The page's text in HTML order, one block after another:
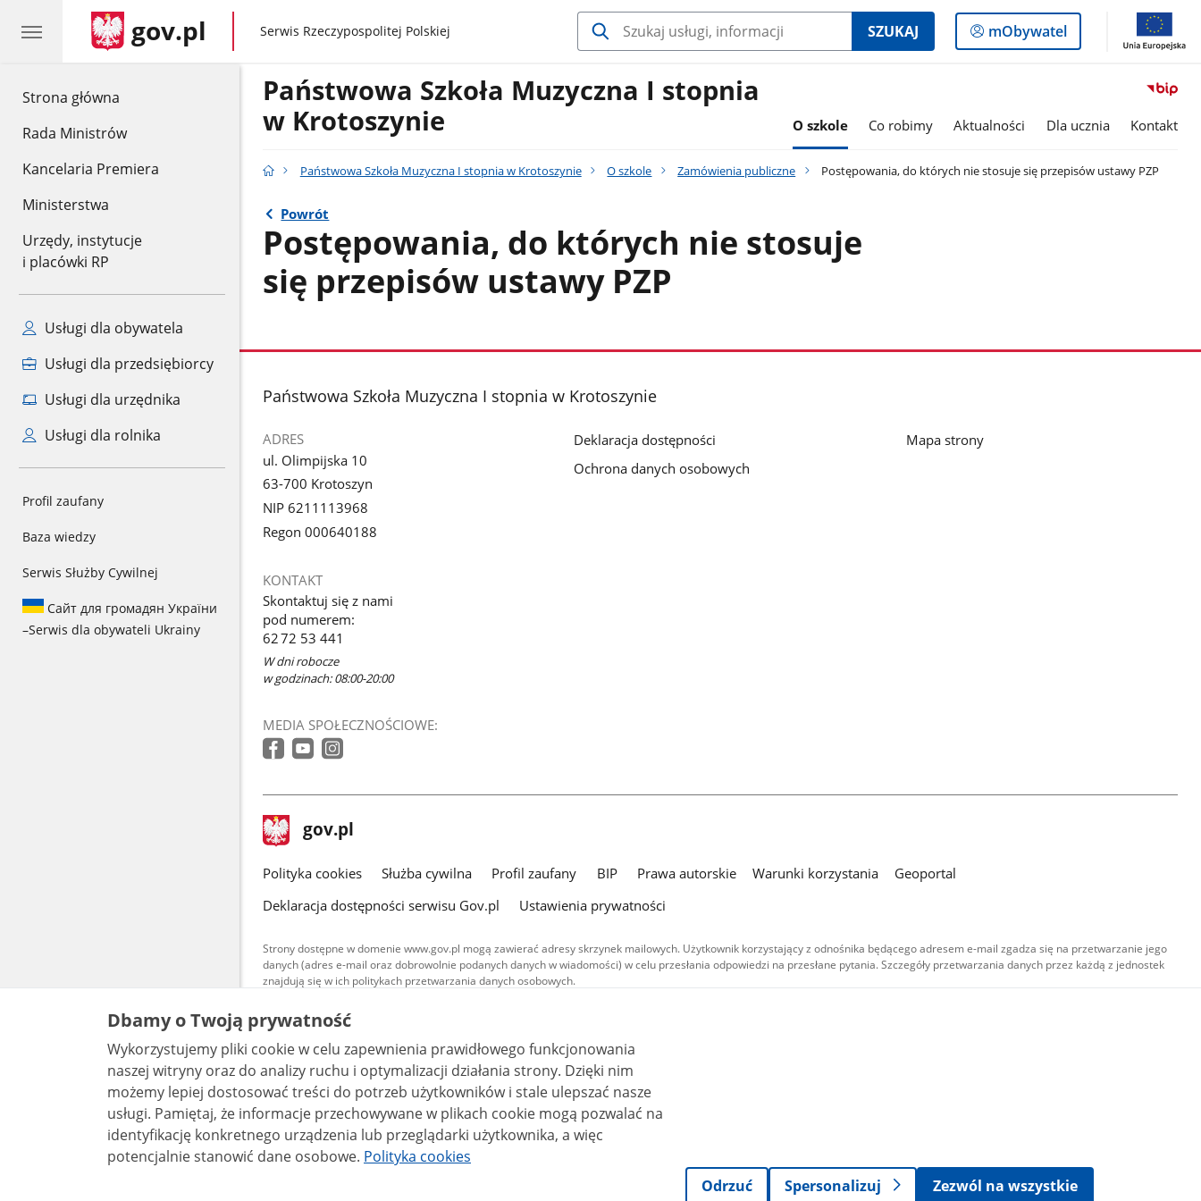
Strona główna
Rada Ministrów
Kancelaria Premiera
Ministerstwa
Urzędy, instytucje
i placówki RP
Usługi dla obywatela
Usługi dla przedsiębiorcy
Usługi dla urzędnika
Usługi dla rolnika
Profil zaufany
Baza wiedzy
Serwis Służby Cywilnej
Сайт для громадян України
–Serwis dla obywateli Ukrainy
gov.pl gov.pl
Serwis Rzeczypospolitej Polskiej SZUKAJ
Logowanie
do
mObywatel
Państwowa Szkoła Muzyczna I stopnia
w Krotoszynie
O szkole Co robimy Aktualności Dla ucznia Kontakt
Państwowa Szkoła Muzyczna I stopnia w Krotoszynie O szkole Zamówienia publiczne Postępowania, do których nie stosuje się przepisów ustawy PZP
Powrót
Postępowania, do których nie stosuje
się przepisów ustawy PZP
stopka
Państwowa Szkoła Muzyczna I stopnia w Krotoszynie
ADRES
ul. Olimpijska 10
63-700 Krotoszyn
NIP 6211113968
Regon 000640188
KONTAKT
Skontaktuj się z nami
pod numerem:
62 72 53 441
W dni robocze
w godzinach: 08:00-20:00
MEDIA SPOŁECZNOŚCIOWE:
Deklaracja dostępności
Ochrona danych osobowych
Mapa strony
stopka
gov.pl Strona
gov.pl
gov.pl
Polityka cookies Służba cywilna Profil zaufany BIP Prawa autorskie Warunki korzystania
Geoportal
Deklaracja dostępności serwisu Gov.pl
Ustawienia prywatności
Strony dostępne w domenie www.gov.pl mogą zawierać adresy skrzynek mailowych. Użytkownik korzystający z odnośnika będącego adresem e-mail zgadza się na przetwarzanie jego
danych (adres e-mail oraz dobrowolnie podanych danych w wiadomości) w celu przesłania odpowiedzi na przesłane pytania. Szczegóły przetwarzania danych przez każdą z jednostek
znajdują się w ich politykach przetwarzania danych osobowych.
Treści tekstowe publikowane w serwisie (z wyłączeniem treści audiowizualnych), są
udostępniane na licencji typu Creative Commons: uznanie autorstwa - na tych samych
warunkach 4.0 (CC BY-SA 4.0). Materiały audiowizualne, w tym zdjęcia, materiały audio i wideo,
są udostępniane na licencji typu Creative Commons: uznanie autorstwa użycie niekomercyjne -
bez utworów zależnych 4.0 (CC BY-NC-ND 4.0), o ile nie jest to stwierdzone inaczej.
Dbamy o Twoją prywatność
Wykorzystujemy pliki cookie w celu zapewnienia prawidłowego funkcjonowania
naszej witryny oraz do analizy ruchu i optymalizacji działania strony. Dzięki nim
możemy lepiej dostosować treści do potrzeb użytkowników i stale ulepszać nasze
usługi. Pamiętaj, że informacje przechowywane w plikach cookie mogą pozwalać na
identyfikację konkretnego urządzenia lub przeglądarki użytkownika, a więc
potencjalnie stanowić dane osobowe. Polityka cookies
Odrzuć
Spersonalizuj Zezwól na wszystkie